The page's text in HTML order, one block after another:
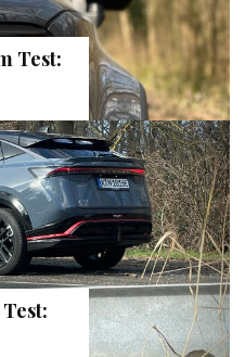
Test: